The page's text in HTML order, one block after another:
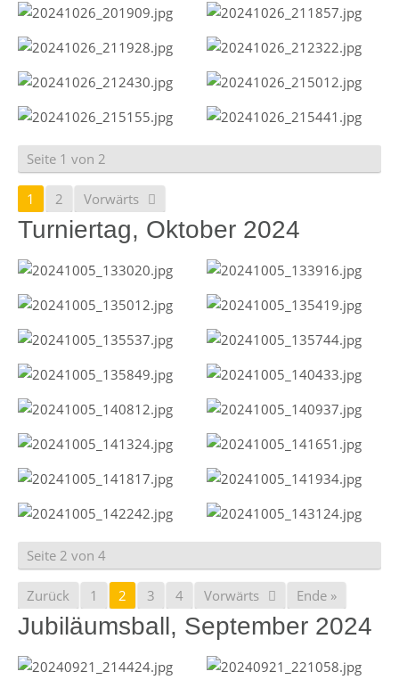
Seite 1 von 2
1 2 Vorwärts
Turniertag, Oktober 2024
Seite 2 von 4
Zurück 1 2 3 4 Vorwärts Ende »
Jubiläumsball, September 2024